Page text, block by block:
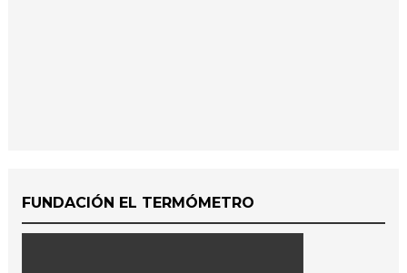
FUNDACIÓN EL TERMÓMETRO